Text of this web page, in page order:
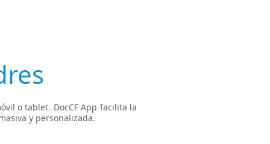
o tablet. DocCF App facilita la
y personalizada.